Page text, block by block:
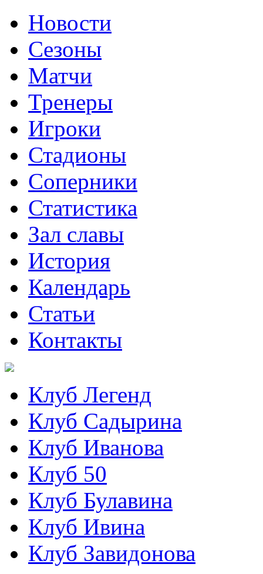
Новости
Сезоны
Матчи
Тренеры
Игроки
Стадионы
Соперники
Статистика
Зал славы
История
Календарь
Статьи
Контакты
Клуб Легенд
Клуб Садырина
Клуб Иванова
Клуб 50
Клуб Булавина
Клуб Ивина
Клуб Завидонова